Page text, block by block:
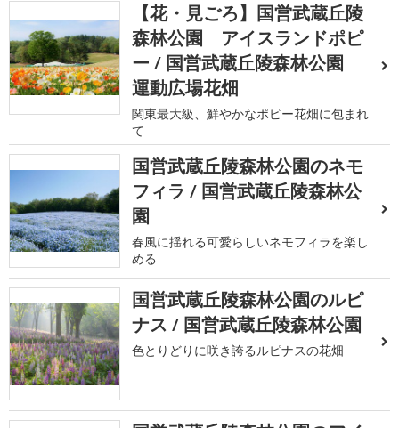
【花・見ごろ】国営武蔵丘陵
森林公園 アイスランドポピ
ー / 国営武蔵丘陵森林公園
運動広場花畑
関東最大級、鮮やかなポピー花畑に包まれ
て
国営武蔵丘陵森林公園のネモ
フィラ / 国営武蔵丘陵森林公
園
春風に揺れる可愛らしいネモフィラを楽し
める
国営武蔵丘陵森林公園のルピ
ナス / 国営武蔵丘陵森林公園
色とりどりに咲き誇るルピナスの花畑